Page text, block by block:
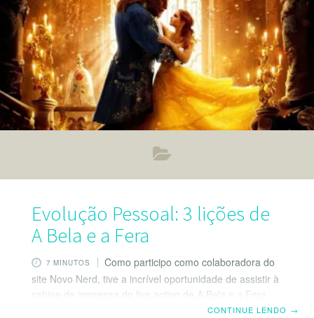
Evolução Pessoal: 3 lições de
A Bela e a Fera
7 MINUTOS
Como participo como colaboradora do
site Novo Nerd, tive a incrível oportunidade de assistir à
cabine de imprensa do live action de A Bela e a Fera.
Mal sabia eu que o filme traria tantos exemplos de
CONTINUE LENDO →